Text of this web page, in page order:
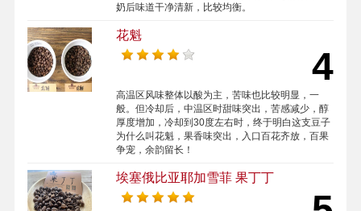
奶后味道干净清新，比较均衡。
花魁
4
高温区风味整体以酸为主，苦味也比较明显，一
般。但冷却后，中温区时甜味突出，苦感减少，醇
厚度增加，冷却到30度左右时，终于明白这支豆子
为什么叫花魁，果香味突出，入口百花齐放，百果
争宠，余韵留长！
埃塞俄比亚耶加雪菲 果丁丁